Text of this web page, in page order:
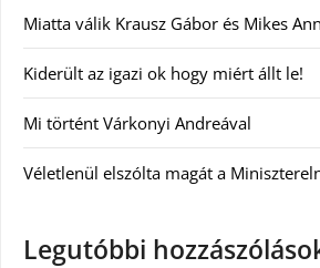
Miatta válik Krausz Gábor és Mikes
Kiderült az igazi ok hogy miért állt le!
Mi történt Várkonyi Andreával
Véletlenül elszólta magát a
Legutóbbi